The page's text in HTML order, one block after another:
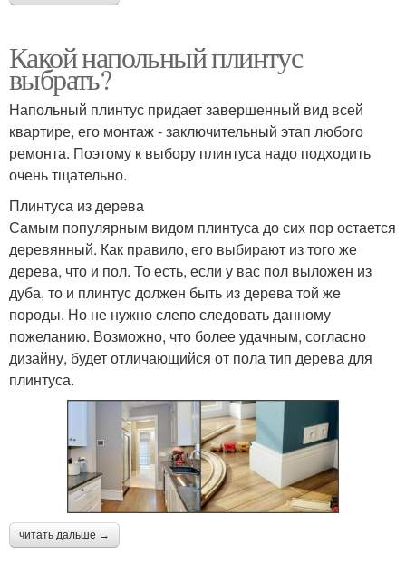
Какой напольный плинтус
выбрать?
Напольный плинтус придает завершенный вид всей
квартире, его монтаж - заключительный этап любого
ремонта. Поэтому к выбору плинтуса надо подходить
очень тщательно.
Плинтуса из дерева
Самым популярным видом плинтуса до сих пор остается
деревянный. Как правило, его выбирают из того же
дерева, что и пол. То есть, если у вас пол выложен из
дуба, то и плинтус должен быть из дерева той же
породы. Но не нужно слепо следовать данному
пожеланию. Возможно, что более удачным, согласно
дизайну, будет отличающийся от пола тип дерева для
плинтуса.
читать дальше →